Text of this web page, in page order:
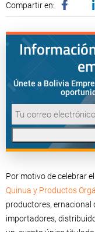
Compartir en:
Únete a Bolivia
Por motivo de celebrar
Quinua y Productos
productores, ernacional
importadores,